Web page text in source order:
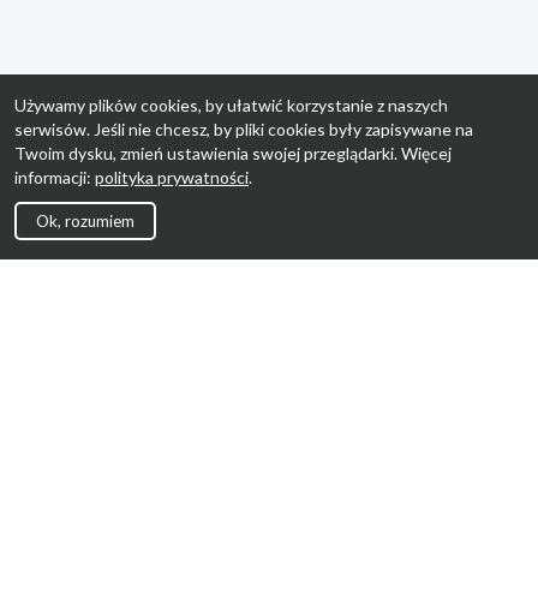
Używamy plików cookies, by ułatwić korzystanie z naszych
serwisów. Jeśli nie chcesz, by pliki cookies były zapisywane na
Twoim dysku, zmień ustawienia swojej przeglądarki. Więcej
informacji: polityka prywatności.
Ok, rozumiem